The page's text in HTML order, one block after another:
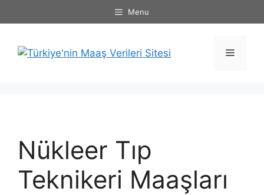
atla
Menu
Menü
Nükleer Tıp
Teknikeri Maaşları